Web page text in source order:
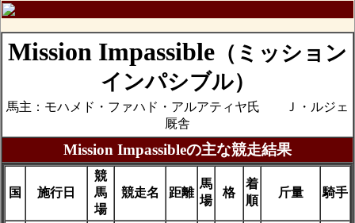
Mission Impassible （ミッション
インパシブル）
馬主：モハメド・ファハド・アルアティヤ氏 Ｊ・ルジェ
厩舎
Mission Impassibleの主な競走結果
国 施行日
競
馬
場
競走名 距離
馬
場
格
着
順
斤量 騎手